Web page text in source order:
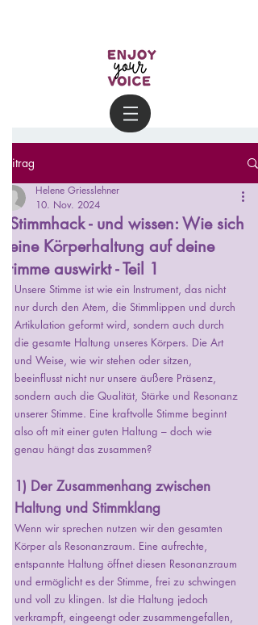
Beitrag
#Stimmhack - und wissen: Wie sich
deine Körperhaltung auf deine
Stimme auswirkt - Teil 1
Helene Griesslehner
10. Nov. 2024
Unsere Stimme ist wie ein Instrument, das nicht
nur durch den Atem, die Stimmlippen und durch
Artikulation geformt wird, sondern auch durch
die gesamte Haltung unseres Körpers. Die Art
und Weise, wie wir stehen oder sitzen,
beeinflusst nicht nur unsere äußere Präsenz,
sondern auch die Qualität, Stärke und Resonanz
unserer Stimme. Eine kraftvolle Stimme beginnt
also oft mit einer guten Haltung – doch wie
genau hängt das zusammen?
1) Der Zusammenhang zwischen
Haltung und Stimmklang
Wenn wir sprechen nutzen wir den gesamten
Körper als Resonanzraum. Eine aufrechte,
entspannte Haltung öffnet diesen Resonanzraum
und ermöglicht es der Stimme, frei zu schwingen
und voll zu klingen. Ist die Haltung jedoch
verkrampft, eingeengt oder zusammengefallen,